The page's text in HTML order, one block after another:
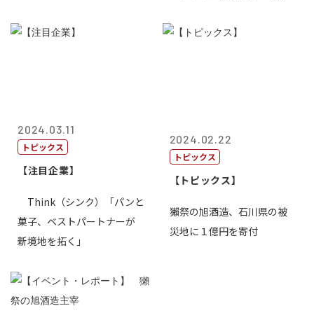
2024.03.11
トピックス
【注目企業】
Think（シンク）「パンと
菓子、ベストパートナーが
新境地を拓く」
2024.02.22
トピックス
【トピックス】
獺祭の旭酒造、石川県の被
災地に１億円を寄付